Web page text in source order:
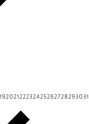
19202122232425262728293031